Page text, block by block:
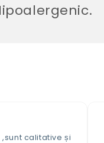
calitative și